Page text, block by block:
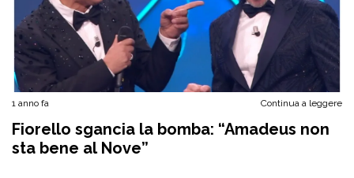
1 anno fa Continua a leggere
Fiorello sgancia la bomba: “Amadeus non
sta bene al Nove”